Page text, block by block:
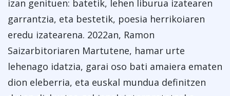
izan genituen: batetik, lehen liburua izatearen
garrantzia, eta bestetik, poesia herrikoiaren
eredu izatearena. 2022an, Ramon
Saizarbitoriaren Martutene, hamar urte
lehenago idatzia, garai oso bati amaiera ematen
dion eleberria, eta euskal mundua definitzen